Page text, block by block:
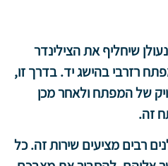
שיחליף את הצילינדר
רזרבי בהישג יד. בדרך זו,
של המפתח ולאחר מכן
זה.
רבים מציעים שירות זה. כל